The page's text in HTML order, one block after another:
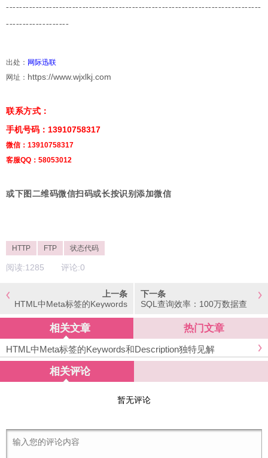
-----------------------------------------------------------------------------
-------------------
出处： 网际迅联
网址： https://www.wjxlkj.com
联系方式：
手机号码：13910758317
微信：13910758317
客服QQ：58053012
或下图二维码微信扫码或长按识别添加微信
HTTP FTP 状态代码
阅读:1285 评论:0
上一条
HTML中Meta标签的Keywords
下一条
SQL查询效率：100万数据查
相关文章 热门文章
HTML中Meta标签的Keywords和Description独特见解
相关评论
暂无评论